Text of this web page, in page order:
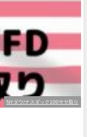
NYダウ/ナスダック100サヤ取り